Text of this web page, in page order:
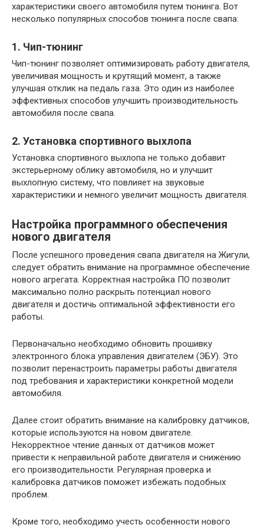
характеристики своего автомобиля путем тюнинга. Вот
несколько популярных способов тюнинга после свапа:
1. Чип-тюнинг
Чип-тюнинг позволяет оптимизировать работу двигателя,
увеличивая мощность и крутящий момент, а также
улучшая отклик на педаль газа. Это один из наиболее
эффективных способов улучшить производительность
автомобиля после свапа.
2. Установка спортивного выхлопа
Установка спортивного выхлопа не только добавит
экстерьерному облику автомобиля, но и улучшит
выхлопную систему, что повлияет на звуковые
характеристики и немного увеличит мощность двигателя.
Настройка программного обеспечения
нового двигателя
После успешного проведения свапа двигателя на Жигули,
следует обратить внимание на программное обеспечение
нового агрегата. Корректная настройка ПО позволит
максимально полно раскрыть потенциал нового
двигателя и достичь оптимальной эффективности его
работы.
Первоначально необходимо обновить прошивку
электронного блока управления двигателем (ЭБУ). Это
позволит перенастроить параметры работы двигателя
под требования и характеристики конкретной модели
автомобиля.
Далее стоит обратить внимание на калибровку датчиков,
которые используются на новом двигателе.
Некорректное чтение данных от датчиков может
привести к неправильной работе двигателя и снижению
его производительности. Регулярная проверка и
калибровка датчиков поможет избежать подобных
проблем.
Кроме того, необходимо учесть особенности нового